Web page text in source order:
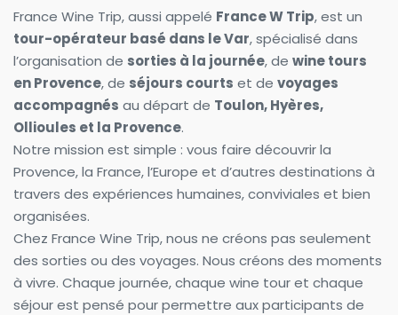
France Wine Trip, aussi appelé France W Trip
tour-opérateur basé dans le Var, spécialisé dans
l’organisation de sorties à la journée, de wine tours
en Provence, de séjours courts et de voyages
accompagnés au départ de Toulon, Hyères,
Ollioules et la Provence.
Notre mission est simple : vous faire découvrir la
Provence, la France, l’Europe et d’autres destinations à
travers des expériences humaines, conviviales et bien
organisées.
Chez France Wine Trip, nous ne créons pas seulement
des sorties ou des voyages. Nous créons des moments
à vivre. Chaque journée, chaque wine tour et chaque
séjour est pensé pour permettre aux participants de